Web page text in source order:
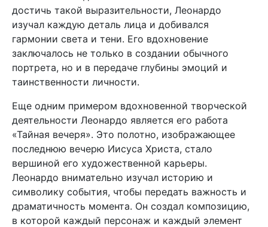
достичь такой выразительности, Леонардо
изучал каждую деталь лица и добивался
гармонии света и тени. Его вдохновение
заключалось не только в создании обычного
портрета, но и в передаче глубины эмоций и
таинственности личности.
Еще одним примером вдохновенной творческой
деятельности Леонардо является его работа
«Тайная вечеря». Это полотно, изображающее
последнюю вечерю Иисуса Христа, стало
вершиной его художественной карьеры.
Леонардо внимательно изучал историю и
символику события, чтобы передать важность и
драматичность момента. Он создал композицию,
в которой каждый персонаж и каждый элемент